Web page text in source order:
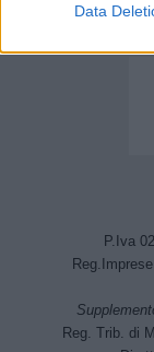
Data
P.Iva
Reg. Trib. di